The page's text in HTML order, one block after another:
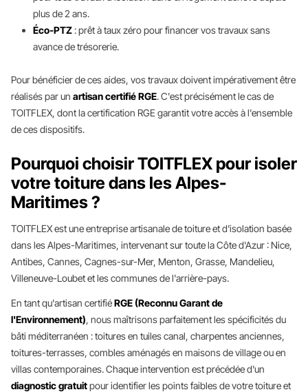
plus de 2 ans.
Éco-PTZ: prêt à taux zéro pour financer vos travaux sans
avance de trésorerie.
Pour bénéficier de ces aides, vos travaux doivent impérativement être
réalisés par un artisan certifié RGE. C'est précisément le cas de
TOITFLEX, dont la certification RGE garantit votre accès à l'ensemble
de ces dispositifs.
Pourquoi choisir TOITFLEX pour isoler
votre toiture dans les Alpes-
Maritimes ?
TOITFLEX est une entreprise artisanale de toiture et d'isolation basée
dans les Alpes-Maritimes, intervenant sur toute la Côte d'Azur : Nice,
Antibes, Cannes, Cagnes-sur-Mer, Menton, Grasse, Mandelieu,
Villeneuve-Loubet et les communes de l'arrière-pays.
En tant qu'artisan certifiéRGE (Reconnu Garant de
l'Environnement), nous maîtrisons parfaitement les spécificités du
bâti méditerranéen : toitures en tuiles canal, charpentes anciennes,
toitures-terrasses, combles aménagés en maisons de village ou en
villas contemporaines. Chaque intervention est précédée d'un
diagnostic gratuitpour identifier les points faibles de votre toiture et